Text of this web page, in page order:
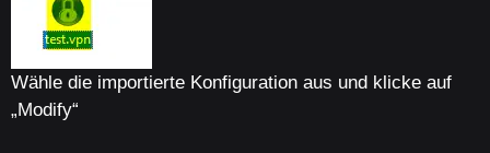
Wähle die importierte Konfiguration aus und klicke auf
„Modify“